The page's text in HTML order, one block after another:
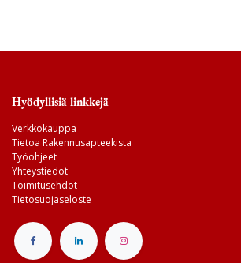
Hyödyllisiä linkkejä
Verkkokauppa
Tietoa Rakennusapteekista
Työohjeet
Yhteystiedot
Toimitusehdot
Tietosuojaseloste